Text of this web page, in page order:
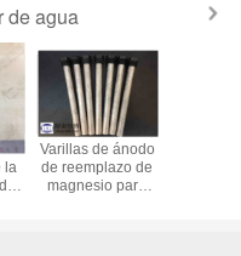
de agua
la
Varillas de ánodo
de reemplazo de
magnesio para